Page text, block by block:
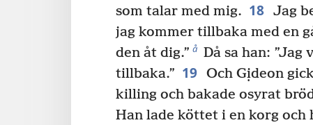
som talar med mig. 18 Jag
jag kommer tillbaka med en
den åt dig.” å Då sa han:
tillbaka.” 19 Och Gịdeon
killing och bakade osyrat
Han lade köttet i en korg och